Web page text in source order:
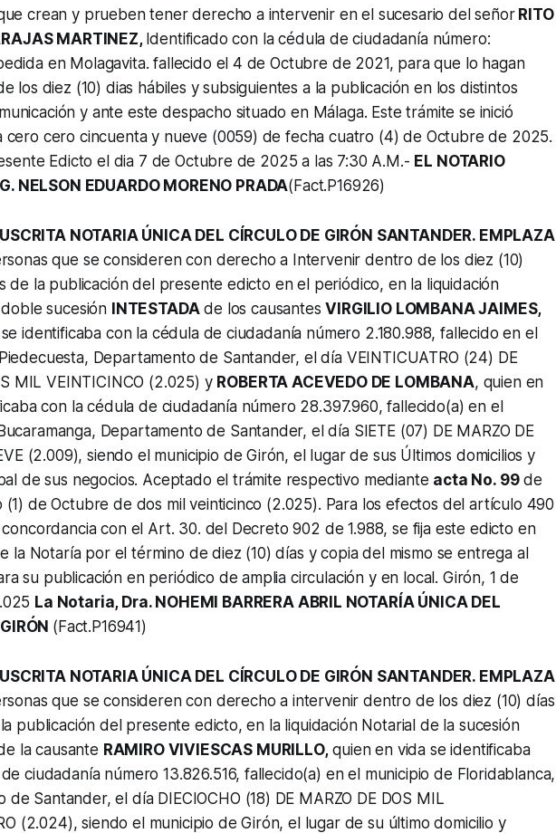
crean y prueben tener derecho a intervenir en el sucesario del señorRITO
MARTINEZ, Identificado con la cédula de ciudadanía número:
en Molagavita. fallecido el 4 de Octubre de 2021, para que lo hagan
los diez (10) dias hábiles y subsiguientes a la publicación en los distintos
y ante este despacho situado en Málaga. Este trámite se inició
cero cero cincuenta y nueve (0059) de fecha cuatro (4) de Octubre de 2025.
Edicto el dia 7 de Octubre de 2025 a las 7:30 A.M.- EL NOTARIO
NELSON EDUARDO MORENO PRADA(Fact.P16926)
NOTARIA ÚNICA DEL CÍRCULO DE GIRÓN SANTANDER. EMPLAZA
que se consideren con derecho a Intervenir dentro de los diez (10)
de la publicación del presente edicto en el periódico, en la liquidación
sucesión
INTESTADAde los causantesVIRGILIO LOMBANA JAIMES,
identificaba con la cédula de ciudadanía número 2.180.988, fallecido en el
Departamento de Santander, el día VEINTICUATRO (24) DE
MIL VEINTICINCO (2.025) y ROBERTA ACEVEDO DE LOMBANA, quien en
con la cédula de ciudadanía número 28.397.960, fallecido(a) en el
Departamento de Santander, el día SIETE (07) DE MARZO DE
(2.009), siendo el municipio de Girón, el lugar de sus Últimos domicilios y
de sus negocios. Aceptado el trámite respectivo mediante acta No. 99de
(1) de Octubre de dos mil veinticinco (2.025). Para los efectos del artículo 490
concordancia con el Art. 30. del Decreto 902 de 1.988, se fija este edicto en
la Notaría por el término de diez (10) días y copia del mismo se entrega al
su publicación en periódico de amplia circulación y en local. Girón, 1 de
La Notaria, Dra. NOHEMI BARRERA ABRIL NOTARÍA ÚNICA DEL
(Fact.P16941)
NOTARIA ÚNICA DEL CÍRCULO DE GIRÓN SANTANDER. EMPLAZA
que se consideren con derecho a intervenir dentro de los diez (10) días
publicación del presente edicto, en la liquidación Notarial de la sucesión
la causante RAMIRO VIVIESCAS MURILLO,quien en vida se identificaba
ciudadanía número 13.826.516, fallecido(a) en el municipio de Floridablanca,
de Santander, el día DIECIOCHO (18) DE MARZO DE DOS MIL
(2.024), siendo el municipio de Girón, el lugar de su último domicilio y